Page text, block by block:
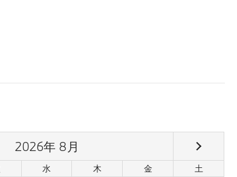
2026年 8月
水 木 金 土